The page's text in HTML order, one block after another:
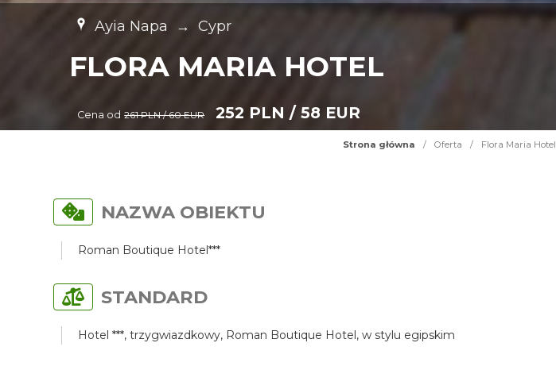
Ayia Napa → Cypr
FLORA MARIA HOTEL
Cena od 261 PLN / 60 EUR 252 PLN / 58 EUR
Strona główna / Oferta / Flora Maria Hotel
NAZWA OBIEKTU
Roman Boutique Hotel***
STANDARD
Hotel ***, trzygwiazdkowy, Roman Boutique Hotel, w stylu egipskim